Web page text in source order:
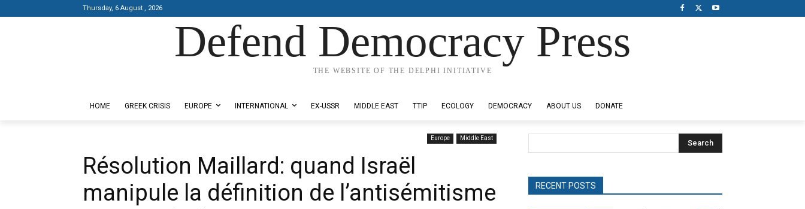
Thursday, 6 August , 2026
Defend Democracy Press
THE WEBSITE OF THE DELPHI INITIATIVE
HOME GREEK CRISIS EUROPE INTERNATIONAL EX-USSR MIDDLE EAST TTIP ECOLOGY DEMOCRACY ABOUT US DONATE
Europe Middle East
Résolution Maillard: quand Israël
manipule la définition de l’antisémitisme
Search
RECENT POSTS